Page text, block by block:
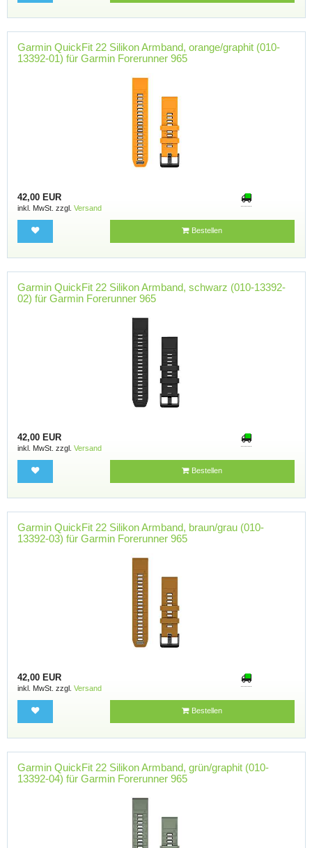
Garmin QuickFit 22 Silikon Armband, orange/graphit (010-
13392-01) für Garmin Forerunner 965
42,00 EUR
inkl. MwSt. zzgl. Versand
Bestellen
Garmin QuickFit 22 Silikon Armband, schwarz (010-13392-
02) für Garmin Forerunner 965
42,00 EUR
inkl. MwSt. zzgl. Versand
Bestellen
Garmin QuickFit 22 Silikon Armband, braun/grau (010-
13392-03) für Garmin Forerunner 965
42,00 EUR
inkl. MwSt. zzgl. Versand
Bestellen
Garmin QuickFit 22 Silikon Armband, grün/graphit (010-
13392-04) für Garmin Forerunner 965